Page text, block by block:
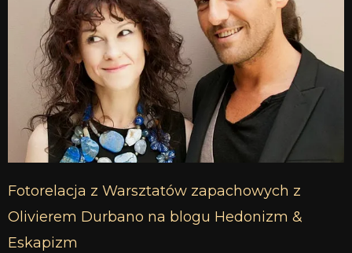
Fotorelacja z Warsztatów zapachowych z
Olivierem Durbano na blogu Hedonizm &
Eskapizm